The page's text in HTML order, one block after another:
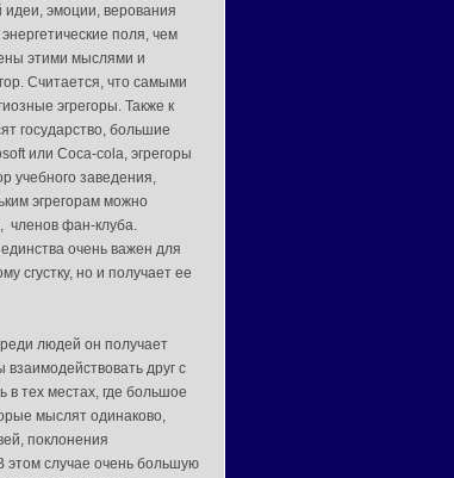
эмоции, верования
поля, чем
этими мыслями и
Считается, что самыми
эгрегоры. Также к
государство, большие
или Coca-cola, эгрегоры
учебного заведения,
эгрегорам можно
членов фан-клуба.
очень важен для
сгустку, но и получает ее
людей он получает
друг с
тех местах, где большое
мыслят одинаково,
поклонения
случае очень большую